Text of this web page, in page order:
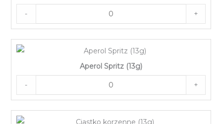
- +
Aperol Spritz (13g)
- +